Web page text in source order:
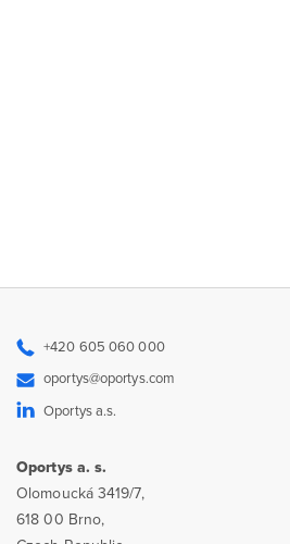
+420 605 060 000
oportys@oportys.com
Oportys a.s.
Oportys a. s.
Olomoucká 3419/7,
618 00 Brno,